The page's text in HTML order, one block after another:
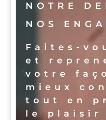
NOTRE
NOS
Faites-
et
votre
mieux
tout en
le plaisir